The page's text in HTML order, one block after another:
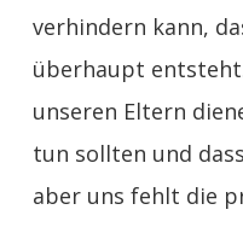
verhindern kann,
überhaupt
unseren Eltern
tun sollten und
aber uns fehlt die